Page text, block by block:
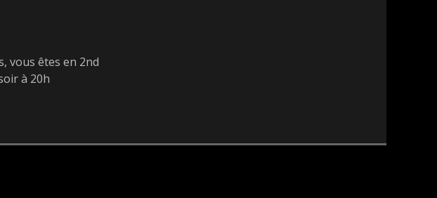
vous êtes en 2nd
à 20h